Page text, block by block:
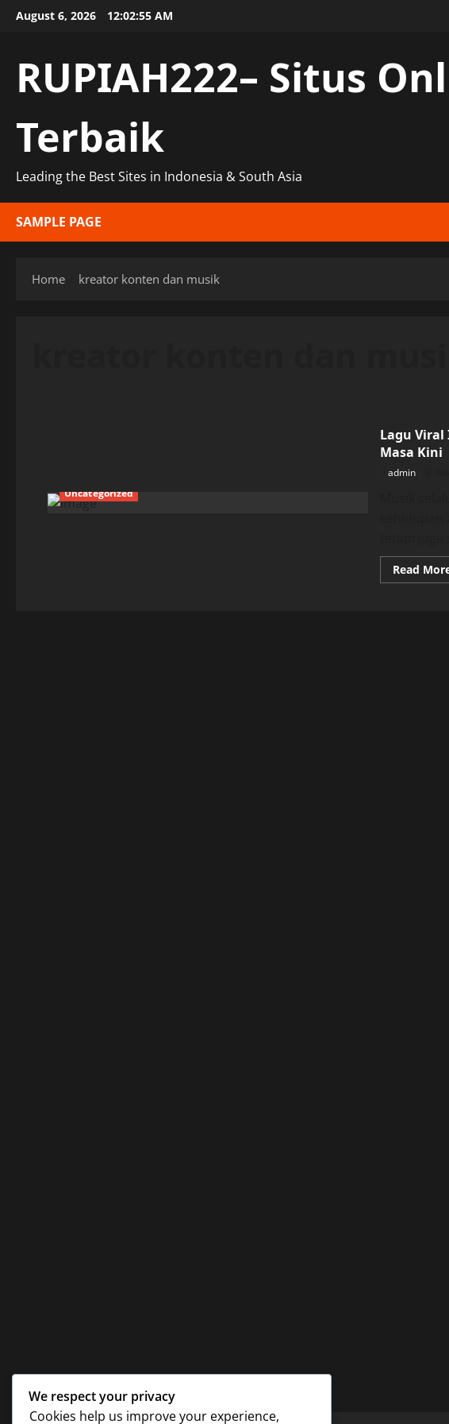
SkipAugust 6, 2026 12:02:55 AM
RUPIAH222– Situs
Terbaik
Leading the Best Sites in Indonesia & South Asia
SAMPLE PAGE
Home kreator konten dan musik
Uncategorized
Lagu
Masa Kini
admin
Read
We respect your privacy
Cookies help us improve your experience,